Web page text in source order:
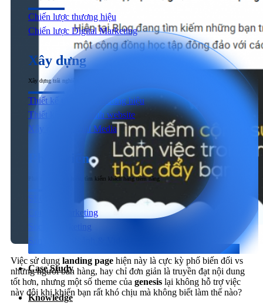
Chiến lược thương hiệu
Chiến lược Digital Marketing
Xây dựng
Xây dựng trải nghiệm người dùng đầu cuối tương tác với sản phẩm & dịch vụ
Thiết kế nhận diện thương hiệu
Thiết kế & Lập trình website
Xây dựng Social Media
Phát triển
Phát triển thương hiệu, tìm kiếm khách hàng tiềm năng
SEO
Content Marketing
Social Marketing
Sản xuất hình ảnh & Video
Quảng cáo trả phí
Dịch vụ chăm sóc website
Case Study
Knowledge
Việc sử dụng landing page hiện này là cực kỳ phố biến đối vs
những người bán hàng, hay chỉ đơn giản là truyền đạt nội dung
tốt hơn, nhưng một số theme của genesis lại không hỗ trợ việc
này đôi khi khiến bạn rất khó chịu mà không biết làm thế nào?